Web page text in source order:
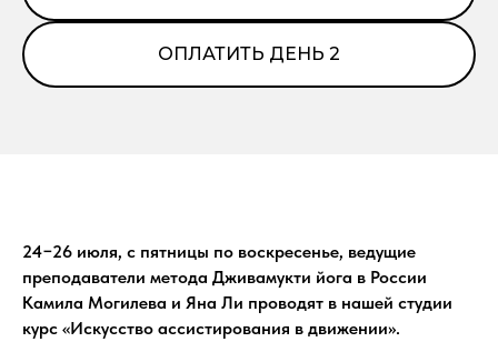
ОПЛАТИТЬ ДЕНЬ 2
24−26 июля, с пятницы по воскресенье, ведущие
преподаватели метода Дживамукти йога в России
Камила Могилева и Яна Ли проводят в нашей студии
курс «Искусство ассистирования в движении».